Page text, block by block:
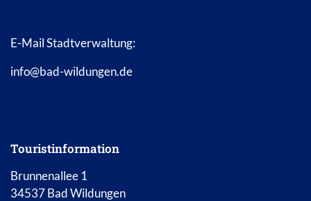
E-Mail Stadtverwaltung:
info@bad-wildungen.de
Touristinformation
Brunnenallee 1
34537 Bad Wildungen